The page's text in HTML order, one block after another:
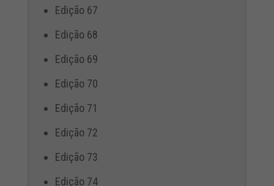
Edição 67
Edição 68
Edição 69
Edição 70
Edição 71
Edição 72
Edição 73
Edição 74